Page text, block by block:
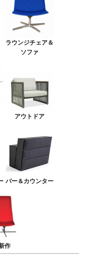
ラウンジチェア＆
ソファ
アウトドア
バー＆カウンター
作